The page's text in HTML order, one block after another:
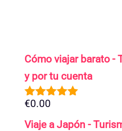
Cómo viajar barato -
y por tu cuenta
5.00de 5
€0.00
Viaje a Japón -